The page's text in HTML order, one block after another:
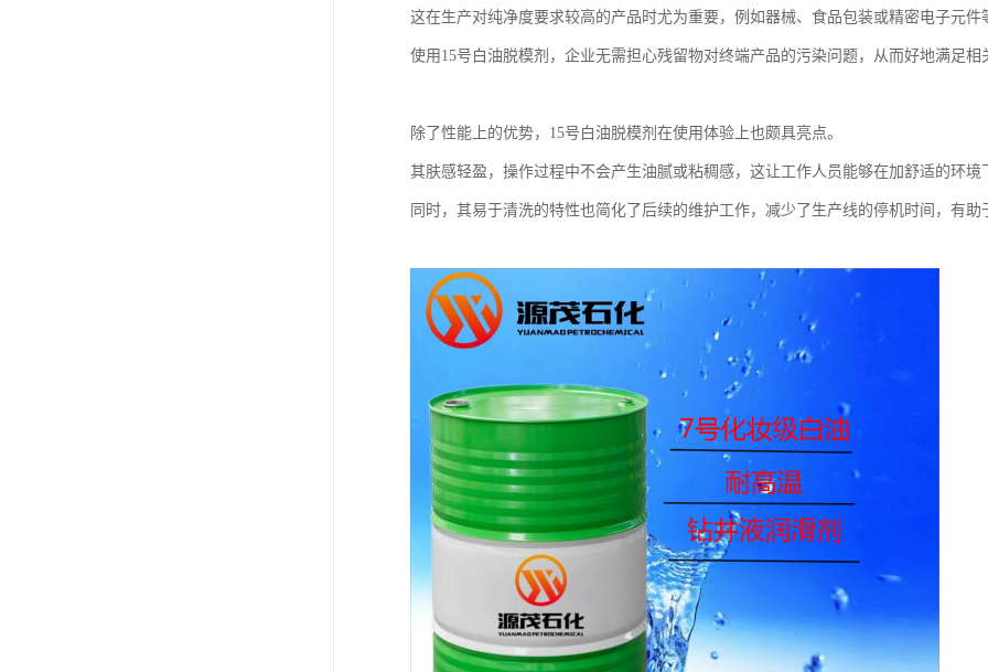
这在生产对纯净度要求较高的产品时尤为重要，例如器械、食品包装或精密电子元件
使用15号白油脱模剂，企业无需担心残留物对终端产品的污染问题，从而好地满足相
除了性能上的优势，15号白油脱模剂在使用体验上也颇具亮点。
其肤感轻盈，操作过程中不会产生油腻或粘稠感，这让工作人员能够在加舒适的环境
同时，其易于清洗的特性也简化了后续的维护工作，减少了生产线的停机时间，有助